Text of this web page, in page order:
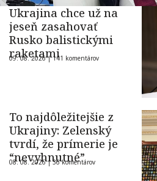
Ukrajina chce už na
jeseň zasahovať
Rusko balistickými
raketami
09. 08. 2026 |141 komentárov
To najdôležitejšie z
Ukrajiny: Zelenský
tvrdí, že prímerie je
“nevyhnutné”
08. 08. 2026 |36 komentárov